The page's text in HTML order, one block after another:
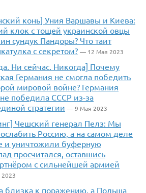
конь] Уния Варшавы и Киева:
клок с тощей украинской овцы
сундук Пандоры? Что таит
с секретом? — 12 Мая 2023
Ни сейчас. Никогда] Почему
Германия не смогла победить
мировой войне? Германия
победила СССР из-за
стратегии — 9 Мая 2023
Чешский генерал Пелз: Мы
Россию, а на самом деле
и уничтожили буферную
просчитался, оставшись
с сильнейшей армией
близка к поражению, а Польша